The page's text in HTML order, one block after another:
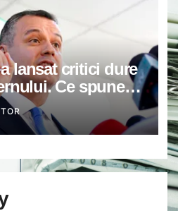
lansat critici dure
Ce spune
alocate
de la bugetul de